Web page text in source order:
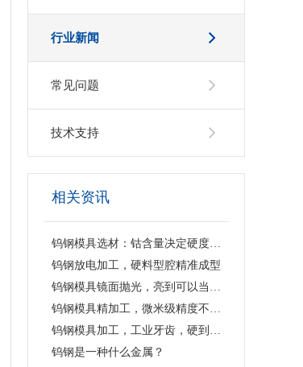
行业新闻
常见问题
技术支持
相关资讯
钨钢模具选材：钴含量决定硬度与韧性
钨钢放电加工，硬料型腔精准成型
钨钢模具镜面抛光，亮到可以当镜子
钨钢模具精加工，微米级精度不打折
钨钢模具加工，工业牙齿，硬到极致
钨钢是一种什么金属？